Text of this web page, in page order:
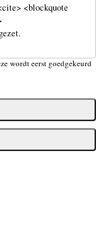
<blockquote
wordt eerst goedgekeurd